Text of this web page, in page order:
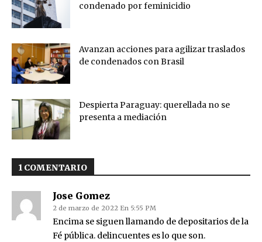
condenado por feminicidio
Avanzan acciones para agilizar traslados
de condenados con Brasil
Despierta Paraguay: querellada no se
presenta a mediación
1 COMENTARIO
Jose Gomez
2 de marzo de 2022 En 5:55 PM
Encima se siguen llamando de depositarios de la
Fé pública. delincuentes es lo que son.